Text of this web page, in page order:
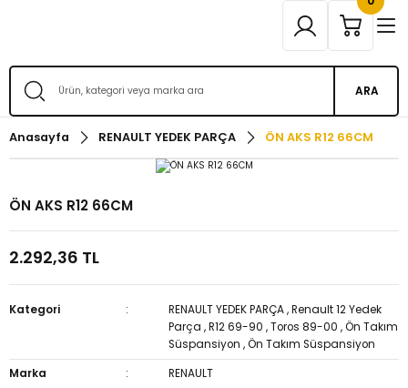
ARA
Anasayfa RENAULT YEDEK PARÇA ÖN AKS R12 66CM
ÖN AKS R12 66CM
2.292,36 TL
Kategori RENAULT YEDEK PARÇA ,Renault 12 Yedek
Parça ,R12 69-90 ,Toros 89-00 ,Ön Takım
Süspansiyon ,Ön Takım Süspansiyon
Marka
RENAULT